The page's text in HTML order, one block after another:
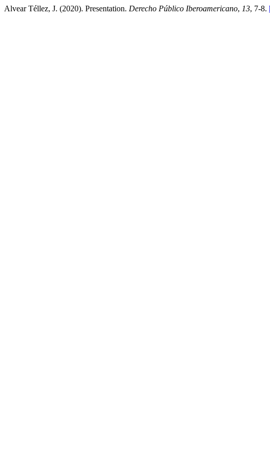
Alvear Téllez, J. (2020). Presentation. Derecho Público Iberoamericano, 13, 7-8.